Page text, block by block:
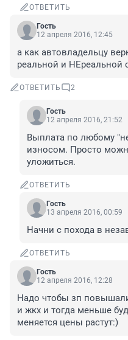
ОТВЕТИТЬ
Гость
12 апреля 2016, 12:45
а как автовладельцу
реальной и НЕреальной
ОТВЕТИТЬ 2
Гость
12 апреля 2016, 21:52
Выплата по любому
износом. Просто
уложиться.
ОТВЕТИТЬ
Гость
13 апреля 2016, 00:59
Начни с похода в
ОТВЕТИТЬ
Гость
12 апреля 2016, 12:28
Надо чтобы зп
и жкх и тогда меньше
меняется цены растут:)